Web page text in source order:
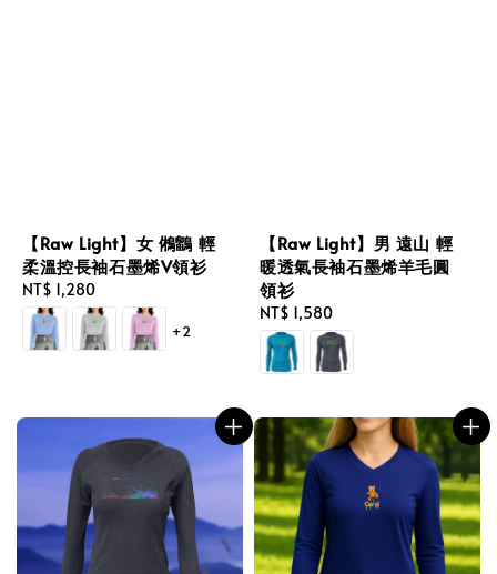
【Raw Light】女 鵂鶹 輕
柔溫控長袖石墨烯V領衫
Regular
price
NT$ 1,280
+2
【Raw Light】男 遠山 輕
暖透氣長袖石墨烯羊毛圓
領衫
Regular
price
NT$ 1,580